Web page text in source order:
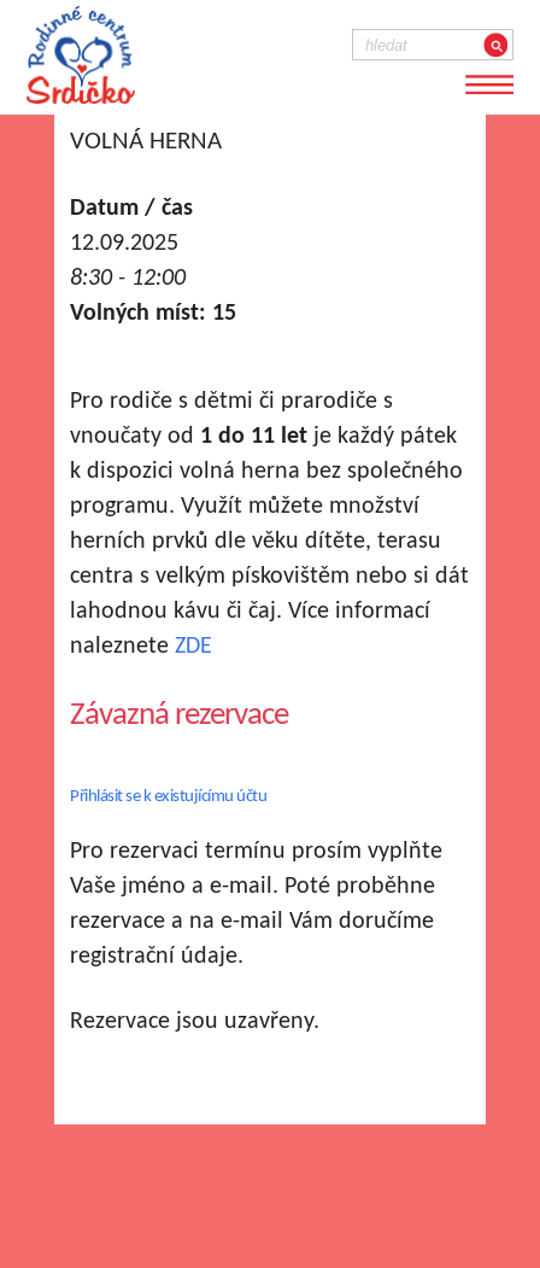
VOLNÁ HERNA
Datum / čas
12.09.2025
8:30 - 12:00
Volných míst: 15
Pro rodiče s dětmi či prarodiče s
vnoučaty od 1 do 11 let je každý pátek
k dispozici volná herna bez společného
programu. Využít můžete množství
herních prvků dle věku dítěte, terasu
centra s velkým pískovištěm nebo si dát
lahodnou kávu či čaj. Více informací
nalezneteZDE
Závazná rezervace
Přihlásit se k existujícímu účtu
Pro rezervaci termínu prosím vyplňte
Vaše jméno a e-mail. Poté proběhne
rezervace a na e-mail Vám doručíme
registrační údaje.
Rezervace jsou uzavřeny.